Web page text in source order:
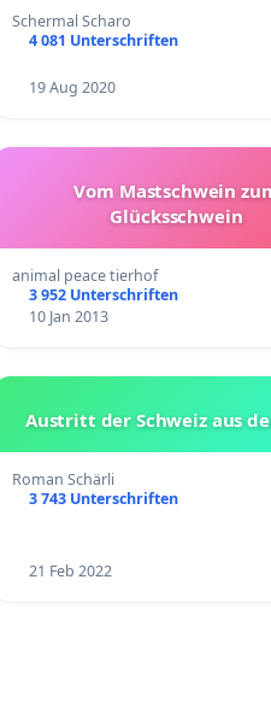
Schermal Scharo
4 081 Unterschriften
19 Aug 2020
Vom Mastschwein
Glücksschwein
animal peace tierhof
3 952 Unterschriften
10 Jan 2013
Austritt der Schweiz aus
Roman Schärli
3 743 Unterschriften
21 Feb 2022